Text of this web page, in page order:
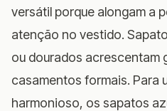
versátil porque alongam a
atenção no vestido.
ou dourados acrescentam
casamentos formais. Para
harmonioso, os sapatos